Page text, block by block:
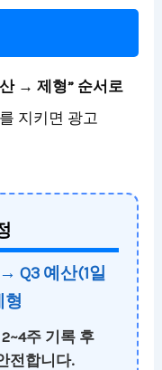
→ 제형” 순서로
지키면 광고
Q3 예산(1일
형
주 기록 후
전합니다.